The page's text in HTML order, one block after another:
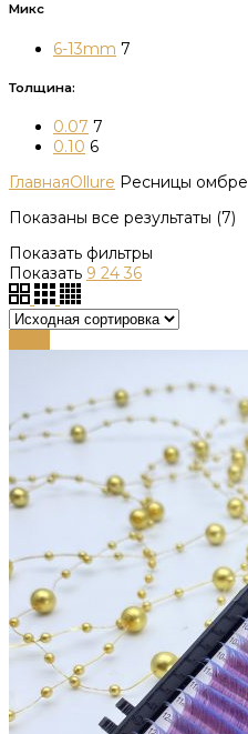
Микс
6-13mm 7
Толщина:
0.07 7
0.10 6
ГлавнаяOllure Ресницы омбре
Показаны все результаты (7)
Показать фильтры
Показать 9 24 36